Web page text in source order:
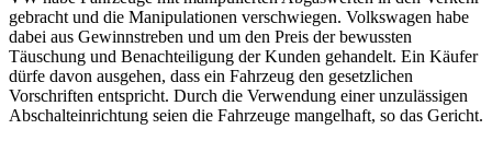
gebracht und die Manipulationen verschwiegen. Volkswagen habe
dabei aus Gewinnstreben und um den Preis der bewussten
Täuschung und Benachteiligung der Kunden gehandelt. Ein Käufer
dürfe davon ausgehen, dass ein Fahrzeug den gesetzlichen
Vorschriften entspricht. Durch die Verwendung einer unzulässigen
Abschalteinrichtung seien die Fahrzeuge mangelhaft, so das Gericht.